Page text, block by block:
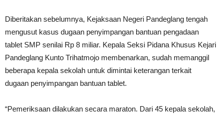
Diberitakan sebelumnya, Kejaksaan Negeri Pandeglang tengah
mengusut kasus dugaan penyimpangan bantuan pengadaan
tablet SMP senilai Rp 8 miliar. Kepala Seksi Pidana Khusus Kejari
Pandeglang Kunto Trihatmojo membenarkan, sudah memanggil
beberapa kepala sekolah untuk dimintai keterangan terkait
dugaan penyimpangan bantuan tablet.
“Pemeriksaan dilakukan secara maraton. Dari 45 kepala sekolah,